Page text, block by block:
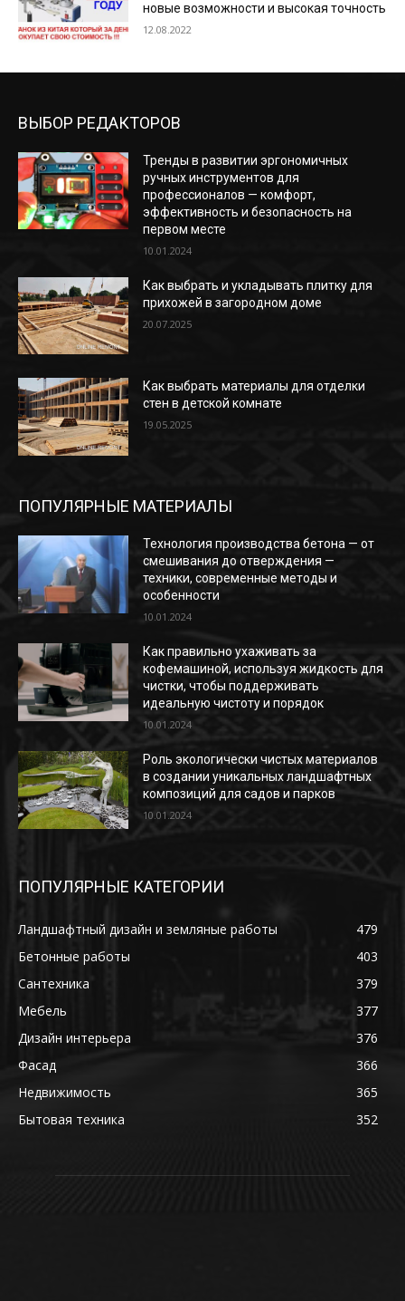
новые возможности и высокая точность
12.08.2022
ВЫБОР РЕДАКТОРОВ
Тренды в развитии эргономичных
ручных инструментов для
профессионалов — комфорт,
эффективность и безопасность на
первом месте
10.01.2024
Как выбрать и укладывать плитку для
прихожей в загородном доме
20.07.2025
Как выбрать материалы для отделки
стен в детской комнате
19.05.2025
ПОПУЛЯРНЫЕ МАТЕРИАЛЫ
Технология производства бетона — от
смешивания до отверждения —
техники, современные методы и
особенности
10.01.2024
Как правильно ухаживать за
кофемашиной, используя жидкость для
чистки, чтобы поддерживать
идеальную чистоту и порядок
10.01.2024
Роль экологически чистых материалов
в создании уникальных ландшафтных
композиций для садов и парков
10.01.2024
ПОПУЛЯРНЫЕ КАТЕГОРИИ
Ландшафтный дизайн и земляные работы
479
Бетонные работы
403
Сантехника
379
Мебель
377
Дизайн интерьера
376
Фасад
366
Недвижимость
365
Бытовая техника
352